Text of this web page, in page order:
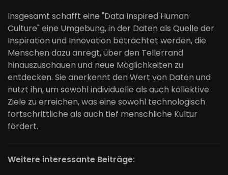
Insgesamt schafft eine "Data Inspired Human
Culture" eine Umgebung, in der Daten als Quelle der
Inspiration und Innovation betrachtet werden, die
Menschen dazu anregt, über den Tellerrand
hinauszuschauen und neue Möglichkeiten zu
entdecken. Sie anerkennt den Wert von Daten und
nutzt ihn, um sowohl individuelle als auch kollektive
Ziele zu erreichen, was eine sowohl technologisch
fortschrittliche als auch tief menschliche Kultur
fördert.
Weitere interessante Beiträge: